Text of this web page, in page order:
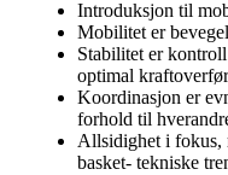
Introduksjon til
Mobilitet er
Stabilitet er
optimal
Koordinasjon er
forhold til
Allsidighet i fokus,
basket- tekniske